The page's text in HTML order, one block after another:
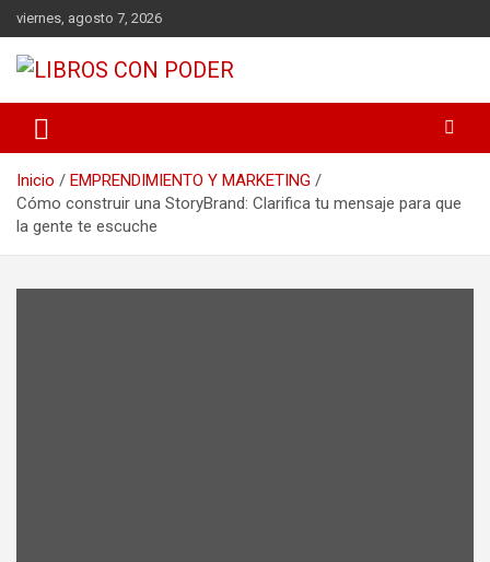
viernes, agosto 7, 2026
Libros con Poder
PERSONALES MOTIVACION AUTOAYUDA MEJORES RANKING
Inicio
EMPRENDIMIENTO Y MARKETING
Cómo construir una StoryBrand: Clarifica tu mensaje para que
la gente te escuche